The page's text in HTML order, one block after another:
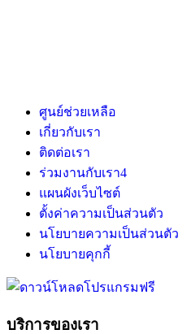
ศูนย์ช่วยเหลือ
เกี่ยวกับเรา
ติดต่อเรา
ร่วมงานกับเรา4
แผนผังเว็บไซต์
ตั้งค่าความเป็นส่วนตัว
นโยบายความเป็นส่วนตัว
นโยบายคุกกี้
บริการของเรา